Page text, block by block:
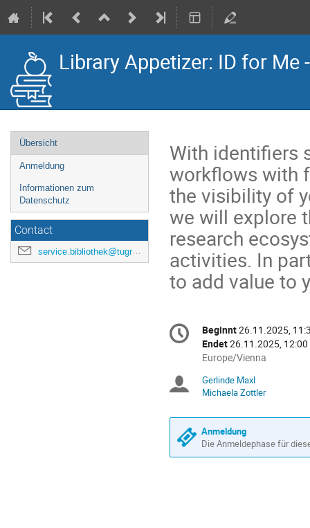
Library Appetizer: ID for Me
Veranstaltungsmenü
Übersicht
Anmeldung
Informationen zum
Datenschutz
Contact
service.bibliothek@tugraz.at
With identifiers
workflows with
the visibility of
we will explore
research
activities. In
to add value to
Datum/Zeit
Beginnt26.11.2025,
Endet26.11.2025, 12:00
Alle
in
Europe/Vienna
Europe/Vienna
Sitzungsleiter
Gerlinde Maxl
Michaela Zottler
Anmeldung
Die Anmeldephase für